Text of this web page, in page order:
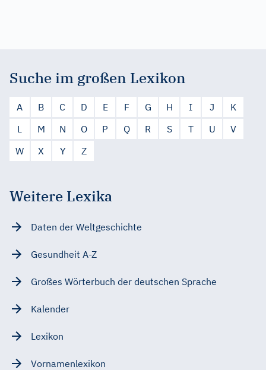
Suche im großen Lexikon
A B C D E F G H I J
K
L
M N O P Q R S T U
V
W
X Y Z
Weitere Lexika
Daten der Weltgeschichte
Gesundheit A-Z
Großes Wörterbuch der deutschen Sprache
Kalender
Lexikon
Vornamenlexikon